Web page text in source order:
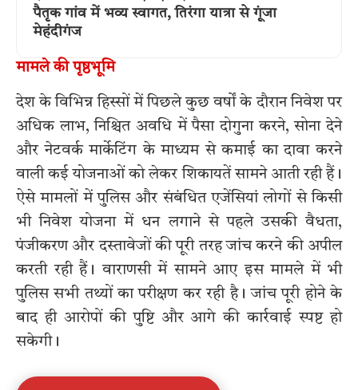
पैतृक गांव में भव्य स्वागत, तिरंगा यात्रा से गूंजा
मेहंदीगंज
मामले की पृष्ठभूमि
देश के विभिन्न हिस्सों में पिछले कुछ वर्षों के दौरान निवेश पर
अधिक लाभ, निश्चित अवधि में पैसा दोगुना करने, सोना देने
और नेटवर्क मार्केटिंग के माध्यम से कमाई का दावा करने
वाली कई योजनाओं को लेकर शिकायतें सामने आती रही हैं।
ऐसे मामलों में पुलिस और संबंधित एजेंसियां लोगों से किसी
भी निवेश योजना में धन लगाने से पहले उसकी वैधता,
पंजीकरण और दस्तावेजों की पूरी तरह जांच करने की अपील
करती रही हैं। वाराणसी में सामने आए इस मामले में भी
पुलिस सभी तथ्यों का परीक्षण कर रही है। जांच पूरी होने के
बाद ही आरोपों की पुष्टि और आगे की कार्रवाई स्पष्ट हो
सकेगी।